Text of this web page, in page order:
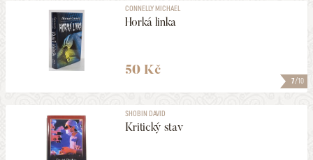
7/10
CONNELLY MICHAEL
Horká linka
50 Kč
SHOBIN DAVID
Kritický stav